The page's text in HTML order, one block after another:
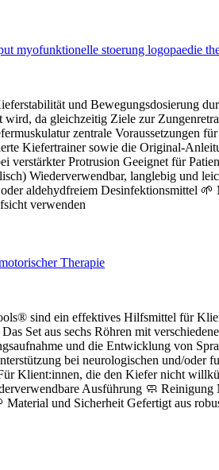
und Bewegungsdosierung
da gleichzeitig Ziele zur
zentrale Voraussetzungen
Kiefertrainer sowie die Original-
Protrusion Geeignet für
Wiederverwendbar, langlebig und
aldehydfreiem Desinfektionsmittel
verwenden
sind ein effektives Hilfsmittel für
Set aus sechs Röhren mit
und die Entwicklung von
bei neurologischen und/
Klient:innen, die den Kiefer nicht
Ausführung 🧼
und Sicherheit Gefertigt aus